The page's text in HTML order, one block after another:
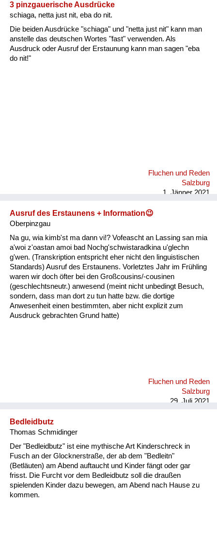
Kategorie
Natur und Landwirtschaft
3 pinzgauerische Ausdrücke
schiaga, netta just nit, eba do nit.
Die beiden Ausdrücke "schiaga" und "netta just nit" kann man
anstelle das deutschen Wortes "fast" verwenden. Als
Ausdruck oder Ausruf der Erstaunung kann man sagen "eba
do nit!"
Fluchen und Reden
Salzburg
1. Jänner 2021
Ausruf des Erstaunens + Information😉
Oberpinzgau
Na gu, wia kimb'st ma dann vi!? Vofeascht an Lassing san mia
a'woi z'oastan amoi bad Nochg'schwistaradkina u'glechn
g'wen. (Transkription entspricht eher nicht den linguistischen
Standards) Ausruf des Erstaunens. Vorletztes Jahr im Frühling
waren wir doch öfter bei den Großcousins/-cousinen
(geschlechtsneutr.) anwesend (meint nicht unbedingt Besuch,
sondern, dass man dort zu tun hatte bzw. die dortige
Anwesenheit einen bestimmten, aber nicht explizit zum
Ausdruck gebrachten Grund hatte)
Fluchen und Reden
Salzburg
29. Juli 2021
Bedleidbutz
Thomas Schmidinger
Der "Bedleidbutz" ist eine mythische Art Kinderschreck in
Fusch an der Glocknerstraße, der ab dem "Bedleitn"
(Betläuten) am Abend auftaucht und Kinder fängt oder gar
frisst. Die Furcht vor dem Bedleidbutz soll die draußen
spielenden Kinder dazu bewegen, am Abend nach Hause zu
kommen.